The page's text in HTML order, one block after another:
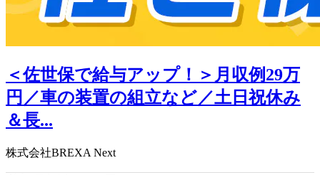
＜佐世保で給与アップ！＞月収例29万
円／車の装置の組立など／土日祝休み
＆長...
株式会社BREXA Next